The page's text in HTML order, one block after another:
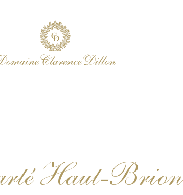
Haut-Brion